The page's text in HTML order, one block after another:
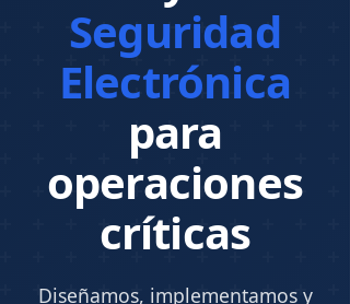
Seguridad
Electrónica
para
operaciones
críticas
Diseñamos, implementamos y